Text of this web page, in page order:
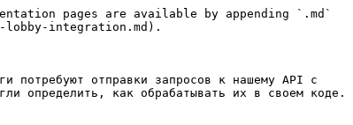
pages are available by appending `.md`
lobby-integration.md).
потребуют отправки запросов к нашему API с
определить, как обрабатывать их в своем коде.